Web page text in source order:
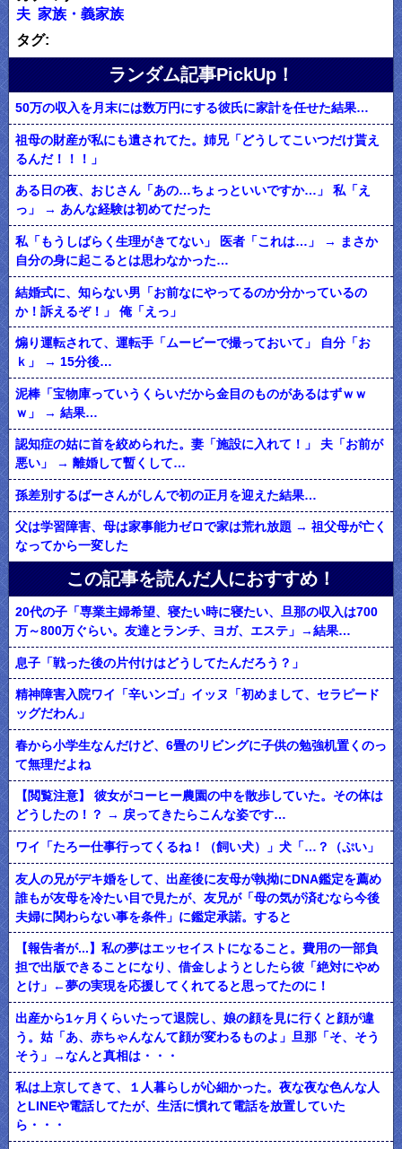
夫 家族・義家族
タグ:
ランダム記事PickUp！
50万の収入を月末には数万円にする彼氏に家計を任せた結果…
祖母の財産が私にも遺されてた。姉兄「どうしてこいつだけ貰え
るんだ！！！」
ある日の夜、おじさん「あの…ちょっといいですか…」 私「え
っ」 → あんな経験は初めてだった
私「もうしばらく生理がきてない」 医者「これは…」 → まさか
自分の身に起こるとは思わなかった…
結婚式に、知らない男「お前なにやってるのか分かっているの
か！訴えるぞ！」 俺「えっ」
煽り運転されて、運転手「ムービーで撮っておいて」 自分「お
ｋ」 → 15分後…
泥棒「宝物庫っていうくらいだから金目のものがあるはずｗｗ
ｗ」 → 結果…
認知症の姑に首を絞められた。妻「施設に入れて！」 夫「お前が
悪い」 → 離婚して暫くして…
孫差別するばーさんがしんで初の正月を迎えた結果…
父は学習障害、母は家事能力ゼロで家は荒れ放題 → 祖父母が亡く
なってから一変した
この記事を読んだ人におすすめ！
20代の子「専業主婦希望、寝たい時に寝たい、旦那の収入は700
万～800万ぐらい。友達とランチ、ヨガ、エステ」→結果…
息子「戦った後の片付けはどうしてたんだろう？」
精神障害入院ワイ「辛いンゴ」イッヌ「初めまして、セラピード
ッグだわん」
春から小学生なんだけど、6畳のリビングに子供の勉強机置くのっ
て無理だよね
【閲覧注意】 彼女がコーヒー農園の中を散歩していた。その体は
どうしたの！？ → 戻ってきたらこんな姿です…
ワイ「たろー仕事行ってくるね！（飼い犬）」犬「…？（ぷい」
友人の兄がデキ婚をして、出産後に友母が執拗にDNA鑑定を薦め
誰もが友母を冷たい目で見たが、友兄が「母の気が済むなら今後
夫婦に関わらない事を条件」に鑑定承諾。すると
【報告者が...】私の夢はエッセイストになること。費用の一部負
担で出版できることになり、借金しようとしたら彼「絶対にやめ
とけ」←夢の実現を応援してくれてると思ってたのに！
出産から1ヶ月くらいたって退院し、娘の顔を見に行くと顔が違
う。姑「あ、赤ちゃんなんて顔が変わるものよ」旦那「そ、そう
そう」→なんと真相は・・・
私は上京してきて、１人暮らしが心細かった。夜な夜な色んな人
とLINEや電話してたが、生活に慣れて電話を放置していた
ら・・・